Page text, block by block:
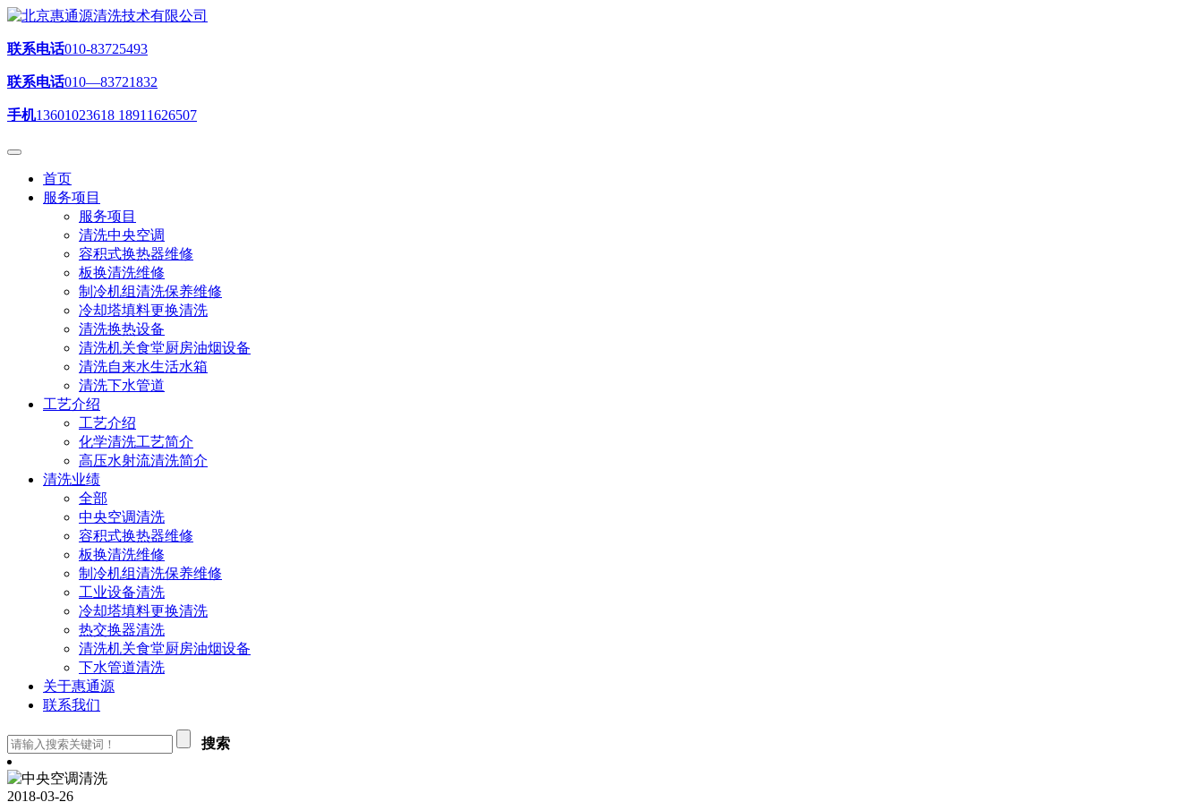
联系电话010-83725493
联系电话010—83721832
手机13601023618 18911626507
首页
服务项目
服务项目
清洗中央空调
容积式换热器维修
板换清洗维修
制冷机组清洗保养维修
冷却塔填料更换清洗
清洗换热设备
清洗机关食堂厨房油烟设备
清洗自来水生活水箱
清洗下水管道
工艺介绍
工艺介绍
化学清洗工艺简介
高压水射流清洗简介
清洗业绩
全部
中央空调清洗
容积式换热器维修
板换清洗维修
制冷机组清洗保养维修
工业设备清洗
冷却塔填料更换清洗
热交换器清洗
清洗机关食堂厨房油烟设备
下水管道清洗
关于惠通源
联系我们
搜索
2018-03-26